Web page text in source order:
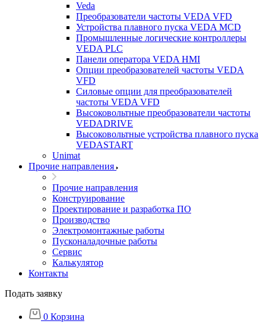
Veda
Преобразователи частоты VEDA VFD
Устройства плавного пуска VEDA MCD
Промышленные логические контроллеры
VEDA PLC
Панели оператора VEDA HMI
Опции преобразователей частоты VEDA
VFD
Силовые опции для преобразователей
частоты VEDA VFD
Высоковольтные преобразователи частоты
VEDADRIVE
Высоковольтные устройства плавного пуска
VEDASTART
Unimat
Прочие направления
Прочие направления
Конструирование
Проектирование и разработка ПО
Производство
Электромонтажные работы
Пусконаладочные работы
Сервис
Калькулятор
Контакты
Подать заявку
0 Корзина